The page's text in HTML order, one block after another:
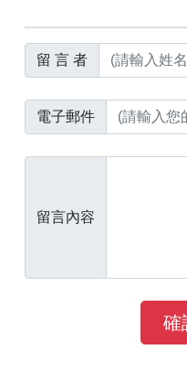
留 言 者
電子郵件
留言內容
確